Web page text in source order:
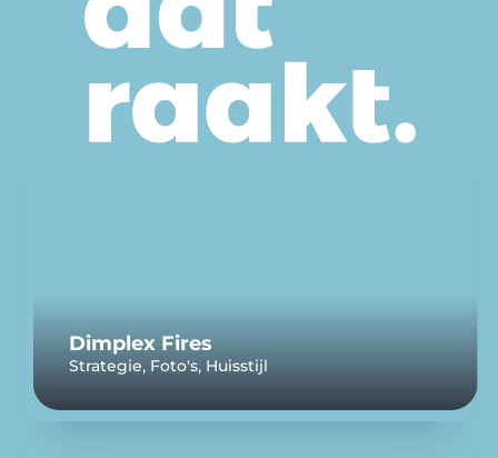
Dimplex Fires
Strategie, Foto's, Huisstijl